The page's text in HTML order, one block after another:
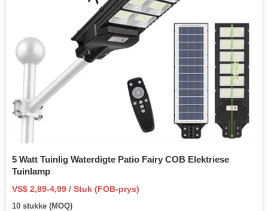
5 Watt Tuinlig Waterdigte Patio Fairy COB Elektriese
Tuinlamp
VS$ 2,89-4,99 / Stuk (FOB-prys)
10 stukke (MOQ)